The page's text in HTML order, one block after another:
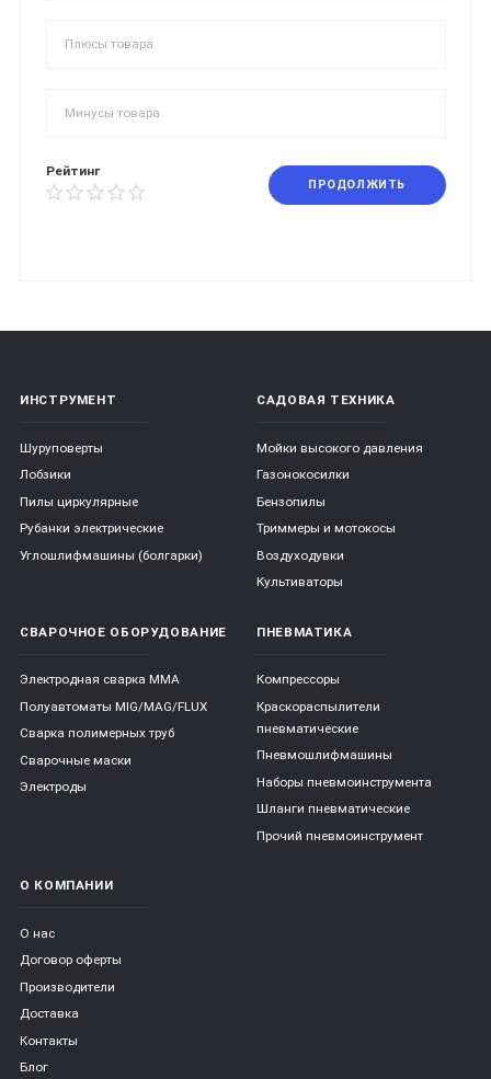
Рейтинг
ПРОДОЛЖИТЬ
ИНСТРУМЕНТ
Шуруповерты
Лобзики
Пилы циркулярные
Рубанки электрические
Углошлифмашины (болгарки)
САДОВАЯ ТЕХНИКА
Мойки высокого давления
Газонокосилки
Бензопилы
Триммеры и мотокосы
Воздуходувки
Культиваторы
СВАРОЧНОЕ ОБОРУДОВАНИЕ
Электродная сварка ММА
Полуавтоматы MIG/MAG/FLUX
Сварка полимерных труб
Сварочные маски
Электроды
ПНЕВМАТИКА
Компрессоры
Краскораспылители
пневматические
Пневмошлифмашины
Наборы пневмоинструмента
Шланги пневматические
Прочий пневмоинструмент
О КОМПАНИИ
О нас
Договор оферты
Производители
Доставка
Контакты
Блог